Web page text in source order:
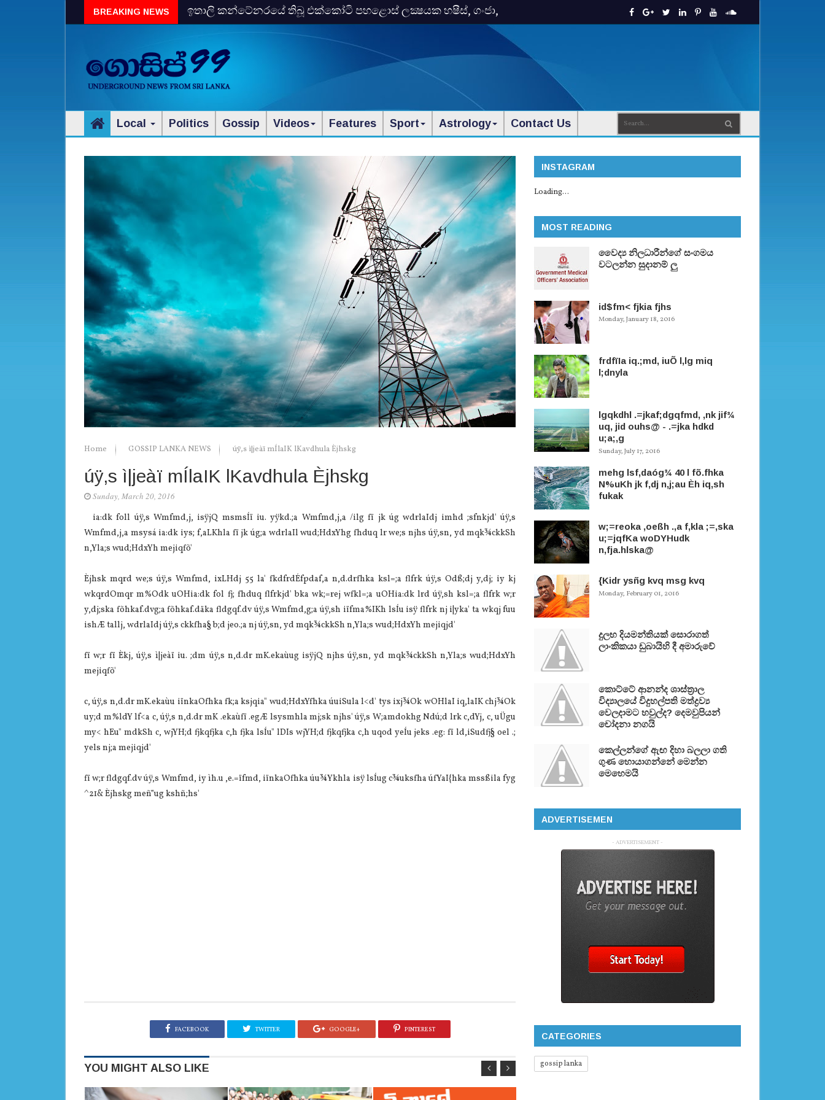
BREAKING NEWS
ඉතාලි කන්ටේනරයේ තිබූ එක්‌කෝටි පහළොස්‌ ලක්‍ෂයක හෂීස්‌, ගංජා,
Local Politics Gossip Videos Features Sport Astrology Contact Us
Home GOSSIP LANKA NEWS úÿ,s ì|jeàï mÍlaIK lKavdhula Èjhskg
úÿ,s ì|jeàï mÍlaIK lKavdhula Èjhskg
Sunday, March 20, 2016
ia:dk foll úÿ,s Wmfmd,j, isÿjQ msmsÍï iu. yÿkd.;a Wmfmd,j,a /ilg fï jk úg wdrlaIdj imhd ;sfnkjd' úÿ,s
Wmfmd,j,a msysá ia:dk iys; f,aLKhla fï jk úg;a wdrlaIl wud;HdxYhg fhduq lr we;s njhs úÿ,sn, yd mqk¾ckkSh
n,Yla;s wud;HdxYh mejiqfõ'
Èjhsk mqrd we;s úÿ,s Wmfmd, ixLHdj 55 la' fkdfrdÉfpdaf,a n,d.drfhka ksl=;a flfrk úÿ,s Odß;dj y,dj; iy kj
wkqrdOmqr m‍%Odk uOHia:dk fol fj; fhduq flfrkjd' bka wk;=rej wfkl=;a uOHia:dk lrd úÿ,sh ksl=;a flfrk w;r
y,dj;ska fõhkaf.dvg;a fõhkaf.däka fldgqf.dv úÿ,s Wmfmd,g;a úÿ,sh iïfma‍%IKh lsÍu isÿ flfrk nj i|yka' ta wkqj fuu
ishÆ tallj, wdrlaIdj úÿ,s ckkfha§ b;d jeo.;a nj úÿ,sn, yd mqk¾ckkSh n,Yla;s wud;HdxYh mejiqjd'
fï w;r fï Èkj, úÿ,s ì|jeàï iu. ;dm úÿ,s n,d.dr mK.ekaùug isÿjQ njhs úÿ,sn, yd mqk¾ckkSh n,Yla;s wud;HdxYh
mejiqfõ'
c, úÿ,s n,d.dr mK.ekaùu iïnkaOfhka fk;a ksjqia" wud;HdxYfhka úuiSula l<d' tys ixj¾Ok wOHlaI iq,laIK chj¾Ok
uy;d m‍%ldY lf<a c, úÿ,s n,d.dr mK .ekaùfï .egÆ lsysmhla mj;sk njhs' úÿ,s W;amdokhg Ndú;d lrk c,dYj, c, uÜgu
my< hEu" mdkSh c, wjYH;d fjkqfjka c,h fjka lsÍu" lDIs wjYH;d fjkqfjka c,h uqod yeÍu jeks .eg: fï ld,iSudfj§ oel .;
yels nj;a mejiqjd'
fï w;r fldgqf.dv úÿ,s Wmfmd, iy ìh.u ,e.=ïfmd, iïnkaOfhka úu¾Ykhla isÿ lsÍug c¾uksfha úfYaI{hka mssßila fyg
^21& Èjhskg meñ”ug kshñ;hs'
FACEBOOK TWITTER GOOGLE+ PINTEREST
YOU MIGHT ALSO LIKE
INSTAGRAM
Loading...
MOST READING
වෛද්‍ය නිලධාරීන්ගේ සංගමය
වටලන්න සුදානම් ලු
id$fm< fjkia fjhs
Monday, January 18, 2016
frdfïIa iq.;md, iuÕ l,lg miq
l;dnyla
lgqkdhl .=jkaf;dgqfmd, ,nk jif¾
uq, jid ouhs@ - .=jka hdkd
u;a;,g
Sunday, July 17, 2016
mehg lsf,daóg¾ 40 l fõ.fhka
N%uKh jk f,dj n,j;au Èh iq,sh
fukak
w;=reoka ,oeßh .,a f,kla ;=,ska
u;=jqfKa woDYHudk
n,fja.hlska@
{Kidr ysñg kvq msg kvq
Monday, February 01, 2016
දුලභ දියමන්තියක් සොරාගත්
ලාංකිකයා ඩුබායිහි දී අමාරුවේ
කොට්ටේ ආනන්ද ශාස්ත‍්‍රාල
විද්‍යාලයේ විදුහල්පති මත්ද්‍රව්‍ය
වෙලදාමට හවුල්ද? දෙමවුපියන්
චෝදනා නගයි
කෙල්ලන්ගේ ඇඟ දිහා බලලා ගති
ගුණ හොයාගන්නේ මෙන්න
මෙහෙමයි
ADVERTISEMEN
- ADVERTISEMENT -
CATEGORIES
gossip lanka